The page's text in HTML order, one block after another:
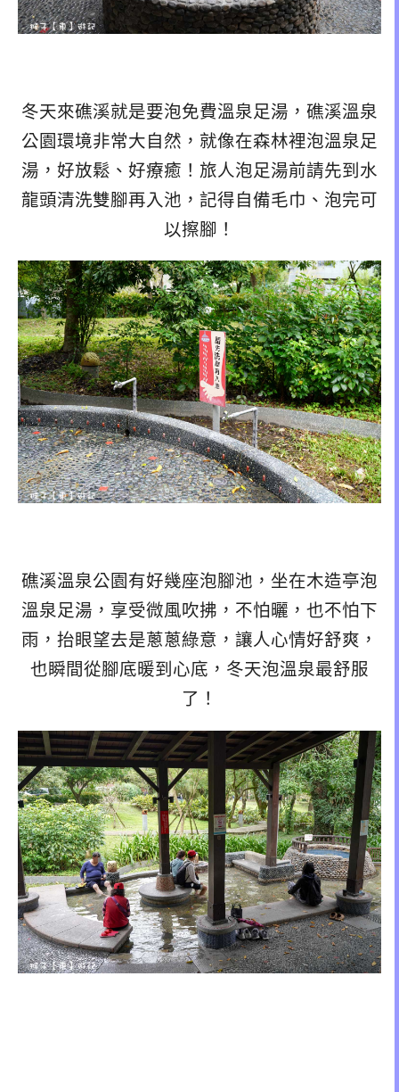
冬天來礁溪就是要泡免費溫泉足湯，礁溪溫泉
公園環境非常大自然，就像在森林裡泡溫泉足
湯，好放鬆、好療癒！旅人泡足湯前請先到水
龍頭清洗雙腳再入池，記得自備毛巾、泡完可
以擦腳！
礁溪溫泉公園有好幾座泡腳池，坐在木造亭泡
溫泉足湯，享受微風吹拂，不怕曬，也不怕下
雨，抬眼望去是蔥蔥綠意，讓人心情好舒爽，
也瞬間從腳底暖到心底，冬天泡溫泉最舒服
了！